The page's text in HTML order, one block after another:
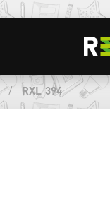
/ RXL 394